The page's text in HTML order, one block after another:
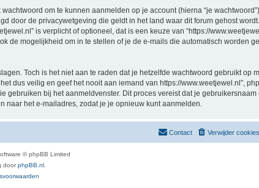
om te kunnen aanmelden op je account (hierna “je
door de privacywetgeving die geldt in het land waar dit forum gehost
is verplicht of optioneel, dat is een keuze van “https://
de mogelijkheid om in te stellen of je de e-mails die automatisch worden
Toch is het niet aan te raden dat je hetzelfde wachtwoord gebruikt op
dus veilig en geef het nooit aan iemand van https://www.weetjewel.nl”,
gebruiken bij het aanmeldvenster. Dit proces vereist dat je
het e-mailadres, zodat je je opnieuw kunt aanmelden.
Verwijder cookies
Contact
© phpBB Limited
doorphpBB.nl